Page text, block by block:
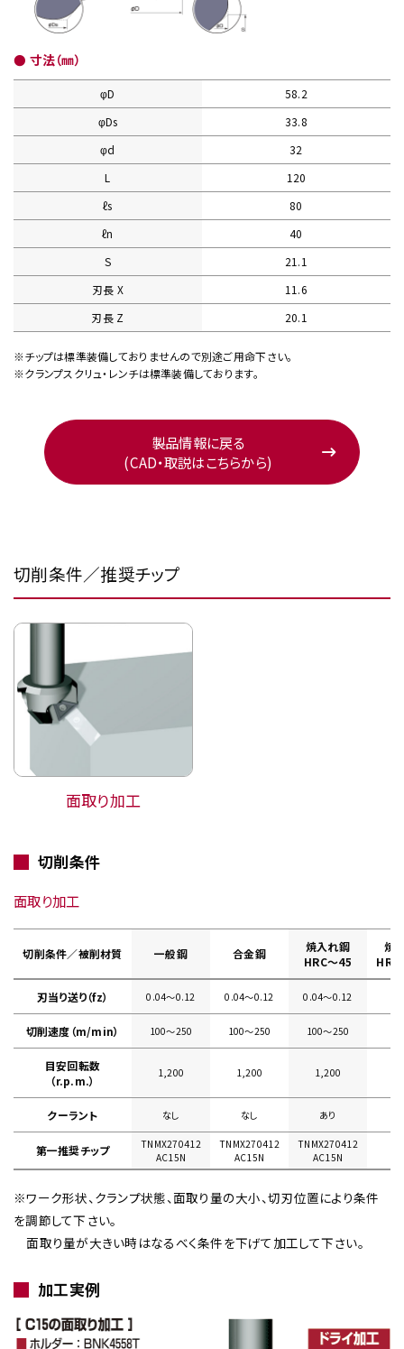
● 寸法（㎜）
φD
58.2
φDs
33.8
φd
32
L
120
ℓs
80
ℓn
40
S
21.1
刃長 X
11.6
刃長 Z
20.1
※チップは標準装備しておりませんので別途ご用命下さい。
※クランプスクリュ・レンチは標準装備しております。
製品情報に戻る
(CAD・取説はこちらから)
切削条件／推奨チップ
面取り加工
切削条件
面取り加工
切削条件／被削材質 一般鋼 合金鋼
焼入れ鋼
HRC～45
焼
刃当り送り（fz） 0.04〜0.12 0.04〜0.12 0.04〜0.12
切削速度（m/min） 100〜250 100〜250 100〜250
目安回転数
（r.p.m.）
1,200 1,200 1,200
クーラント なし なし あり
第一推奨チップ
TNMX270412
AC15N
TNMX270412
AC15N
TNMX270412
AC15N
※ワーク形状、クランプ状態、面取り量の大小、切刃位置により条件
を調節して下さい。
面取り量が大きい時はなるべく条件を下げて加工して下さい。
加工実例